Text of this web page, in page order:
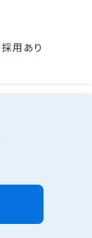
用あり